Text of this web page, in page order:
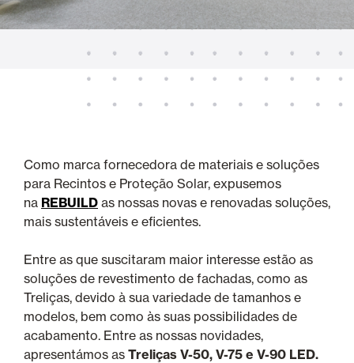
Como marca fornecedora de materiais e soluções
para Recintos e Proteção Solar, expusemos
na REBUILD as nossas novas e renovadas soluções,
mais sustentáveis e eficientes.
Entre as que suscitaram maior interesse estão as
soluções de revestimento de fachadas, como as
Treliças, devido à sua variedade de tamanhos e
modelos, bem como às suas possibilidades de
acabamento. Entre as nossas novidades,
apresentámos as Treliças V-50, V-75 e V-90 LED.